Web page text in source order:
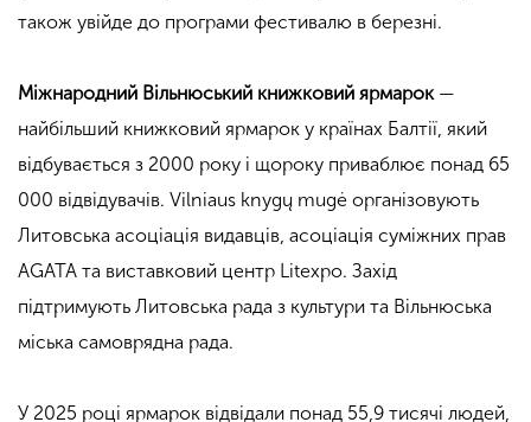
також увійде до програми фестивалю в березні.
Міжнародний Вільнюський книжковий ярмарок—
найбільший книжковий ярмарок у країнах Балтії, який
відбувається з 2000 року і щороку приваблює понад 65
000 відвідувачів. Vilniaus knygų mugė організовують
Литовська асоціація видавців, асоціація суміжних прав
AGATA та виставковий центр Litexpo. Захід
підтримують Литовська рада з культури та Вільнюська
міська самоврядна рада.
У 2025 році ярмарок відвідали понад 55,9 тисячі людей,